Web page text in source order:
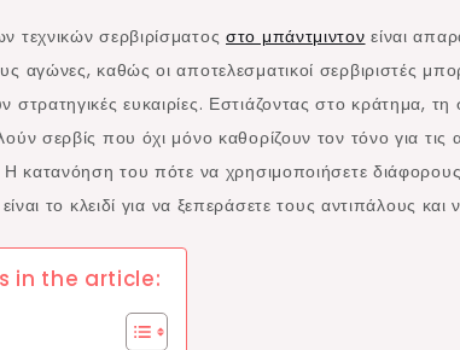
σερβιρίσματος στο μπάντμιντον είναι
αγώνες, καθώς οι αποτελεσματικοί σερβιριστές
στρατηγικές ευκαιρίες. Εστιάζοντας στο κράτημα,
σερβίς που όχι μόνο καθορίζουν τον τόνο για τις
Η κατανόηση του πότε να χρησιμοποιήσετε
το κλειδί για να ξεπεράσετε τους αντιπάλους
in the article: